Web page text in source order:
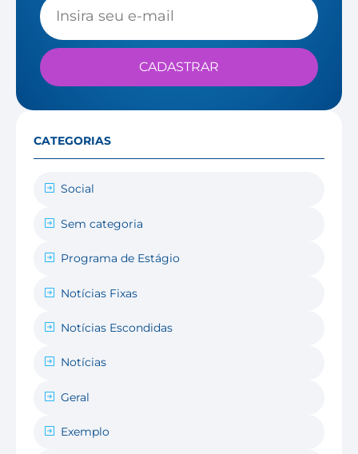
CADASTRAR
CATEGORIAS
Social
Sem categoria
Programa de Estágio
Notícias Fixas
Notícias Escondidas
Notícias
Geral
Exemplo